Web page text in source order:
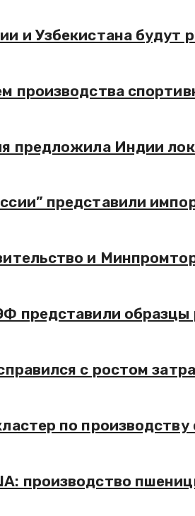
и Узбекистана будут
производства
предложила Индии
представили
и
представили
с ростом
по
производство